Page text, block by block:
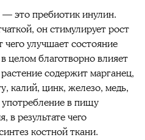
— это пребиотик инулин.
он стимулирует рост
чего улучшает состояние
благотворно влияет
содержит марганец,
калий, цинк, железо, медь,
в пищу
в результате чего
костной ткани.